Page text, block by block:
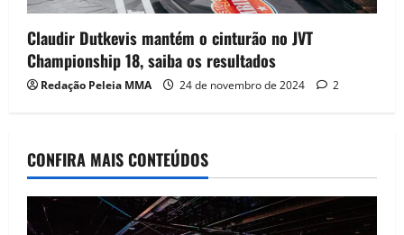
Claudir Dutkevis mantém o cinturão no JVT
Championship 18, saiba os resultados
Redação Peleia MMA 24 de novembro de 2024 2
CONFIRA MAIS CONTEÚDOS